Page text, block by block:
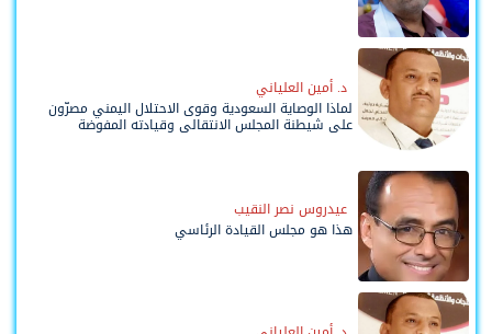
د. أمين العلياني
لماذا الوصاية السعودية وقوى الاحتلال اليمني مصرّون
على شيطنة المجلس الانتقالي وقيادته المفوضة
عيدروس نصر النقيب
هذا هو مجلس القيادة الرئاسي